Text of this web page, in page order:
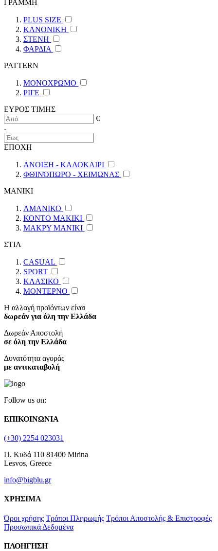
ΓΡΑΜΜΗ
PLUS SIZE
ΚΑΝΟΝΙΚΗ
ΣΤΕΝΗ
ΦΑΡΔΙΑ
PATTERN
ΜΟΝΟΧΡΩΜΟ
ΡΙΓΕ
ΕΥΡΟΣ ΤΙΜΗΣ
€
-
ΕΠΟΧΗ
ΑΝΟΙΞΗ - ΚΑΛΟΚΑΙΡΙ
ΦΘΙΝΌΠΩΡΟ - ΧΕΙΜΩΝΑΣ
ΜΑΝΙΚΙ
ΑΜΑΝΙΚΟ
ΚΟΝΤΟ ΜΑΚΙΚΙ
ΜΑΚΡΥ ΜΑΝΙΚΙ
ΣΤΙΛ
CASUAL
SPORT
ΚΛΑΣΙΚΟ
ΜΟΝΤΕΡΝΟ
Η αλλαγή προϊόντων είναι
δωρεάν για όλη την Ελλάδα
Δωρεάν Αποστολή
σε όλη την Ελλάδα
Δυνατότητα αγοράς
με αντικαταβολή
Follow us on:
ΕΠΙΚΟΙΝΩΝΙΑ
(+30) 2254 023031
Π. Κυδά 110 81400 Mirina
Lesvos, Greece
info@bigblu.gr
ΧΡΗΣΙΜΑ
Όροι χρήσης Τρόποι Πληρωμής Τρόποι Αποστολής & Επιστροφές
Προσωπικά Δεδομένα
ΠΛΟΗΓΗΣΗ